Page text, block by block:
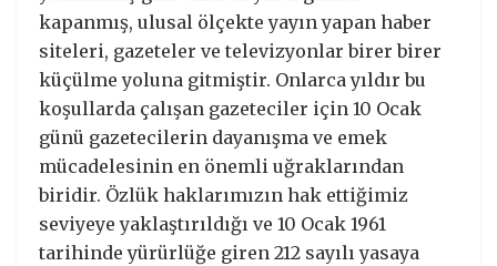
kapanmış, ulusal ölçekte yayın yapan haber
siteleri, gazeteler ve televizyonlar birer birer
küçülme yoluna gitmiştir. Onlarca yıldır bu
koşullarda çalışan gazeteciler için 10 Ocak
günü gazetecilerin dayanışma ve emek
mücadelesinin en önemli uğraklarından
biridir. Özlük haklarımızın hak ettiğimiz
seviyeye yaklaştırıldığı ve 10 Ocak 1961
tarihinde yürürlüğe giren 212 sayılı yasaya